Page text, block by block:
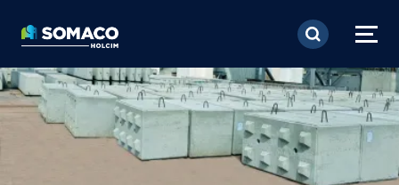
Mergi la conţinutul